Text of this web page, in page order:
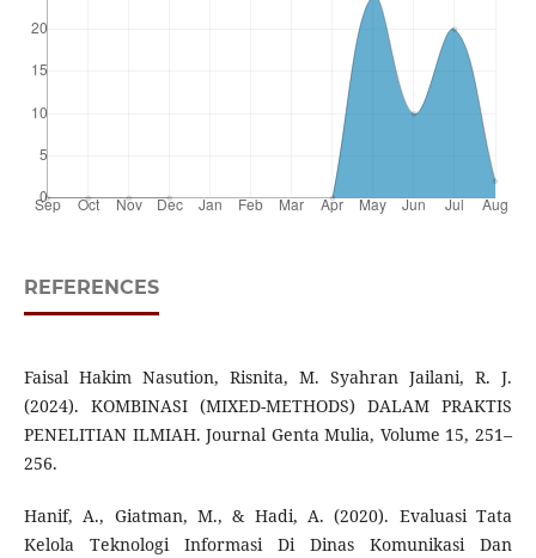
REFERENCES
Faisal Hakim Nasution, Risnita, M. Syahran Jailani, R. J.
(2024). KOMBINASI (MIXED-METHODS) DALAM PRAKTIS
PENELITIAN ILMIAH. Journal Genta Mulia, Volume 15, 251–
256.
Hanif, A., Giatman, M., & Hadi, A. (2020). Evaluasi Tata
Kelola Teknologi Informasi Di Dinas Komunikasi Dan